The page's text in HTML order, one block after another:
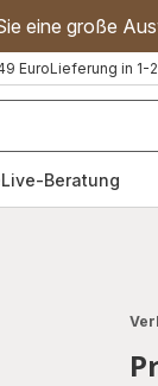
eine große
EuroLieferung in 1-
Live-Beratung